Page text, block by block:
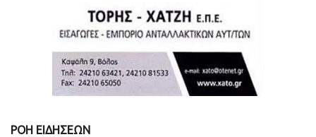
ΡΟΗ ΕΙΔΗΣΕΩΝ